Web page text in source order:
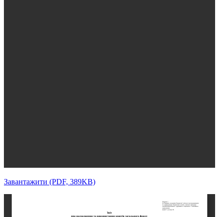
Завантажити (PDF, 389KB)